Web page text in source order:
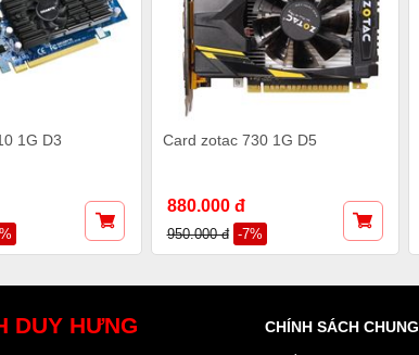
1G D3 Card zotac 730 1G D5
880.000 đ
950.000 đ -7%
DUY HƯNG
CHÍNH SÁCH CHUNG